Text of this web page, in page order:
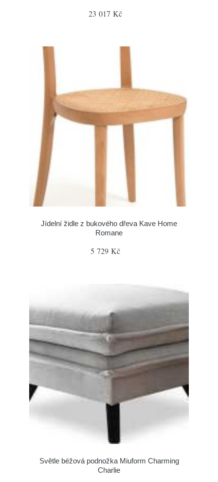
23 017 Kč
Jídelní židle z bukového dřeva Kave Home
Romane
5 729 Kč
Světle béžová podnožka Miuform Charming
Charlie